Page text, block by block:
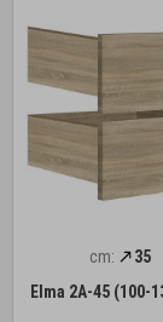
cm: 35
Elma 2A-45 (100-